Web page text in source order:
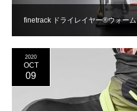
finetrack ドライレイヤー®ウォーム
2020
OCT
09